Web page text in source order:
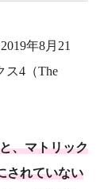
年8月21
ス4（The
、マトリック
されていない